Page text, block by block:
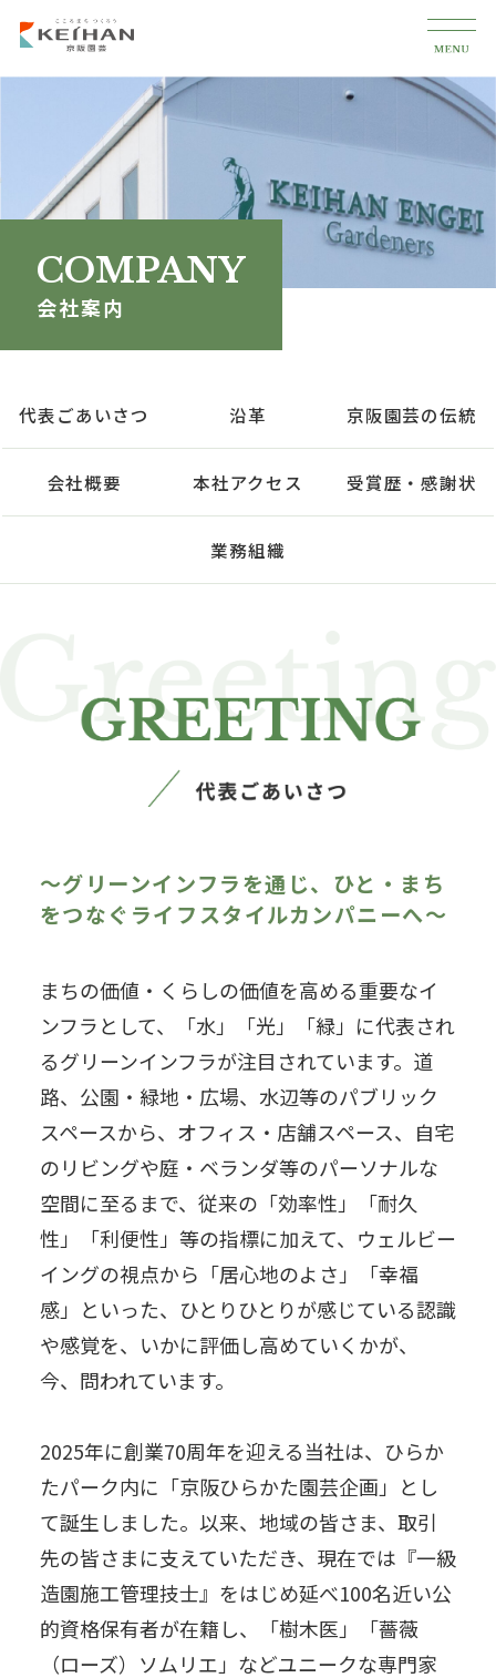
COMPANY
会社案内
代表ごあいさつ 沿革 京阪園芸の伝統
会社概要 本社アクセス 受賞歴・感謝状
業務組織
〜グリーンインフラを通じ、ひと・まち
をつなぐライフスタイルカンパニーへ〜
まちの価値・くらしの価値を高める重要なイ
ンフラとして、「水」「光」「緑」に代表され
るグリーンインフラが注目されています。道
路、公園・緑地・広場、水辺等のパブリック
スペースから、オフィス・店舗スペース、自宅
のリビングや庭・ベランダ等のパーソナルな
空間に至るまで、従来の「効率性」「耐久
性」「利便性」等の指標に加えて、ウェルビー
イングの視点から「居心地のよさ」「幸福
感」といった、ひとりひとりが感じている認識
や感覚を、いかに評価し高めていくかが、
今、問われています。
2025年に創業70周年を迎える当社は、ひらか
たパーク内に「京阪ひらかた園芸企画」とし
て誕生しました。以来、地域の皆さま、取引
先の皆さまに支えていただき、現在では『一級
造園施工管理技士』をはじめ延べ100名近い公
的資格保有者が在籍し、「樹木医」「薔薇
（ローズ）ソムリエ」などユニークな専門家